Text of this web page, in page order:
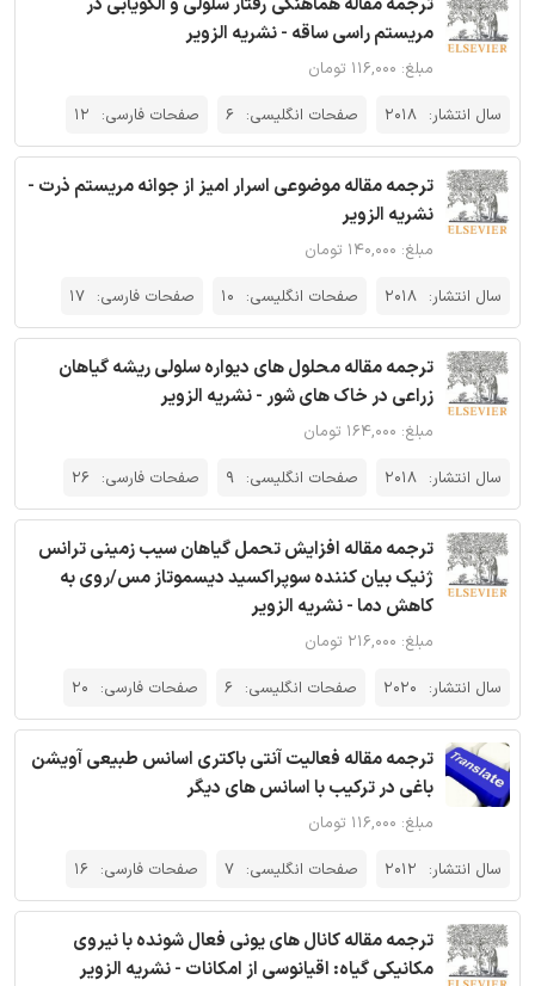
ترجمه مقاله هماهنگی رفتار سلولی و الگویابی در
مریستم راسی ساقه - نشریه الزویر
مبلغ: ۱۱۶,۰۰۰ تومان
سال انتشار: 2018 صفحات انگلیسی: 6 صفحات فارسی: 12
ترجمه مقاله موضوعی اسرار امیز از جوانه مریستم ذرت -
نشریه الزویر
مبلغ: ۱۴۰,۰۰۰ تومان
سال انتشار: 2018 صفحات انگلیسی: 10 صفحات فارسی: 17
ترجمه مقاله محلول های دیواره سلولی ریشه گیاهان
زراعی در خاک های شور - نشریه الزویر
مبلغ: ۱۶۴,۰۰۰ تومان
سال انتشار: 2018 صفحات انگلیسی: 9 صفحات فارسی: 26
ترجمه مقاله افزایش تحمل گیاهان سیب زمینی ترانس
ژنیک بیان کننده سوپراکسید دیسموتاز مس/روی به
کاهش دما - نشریه الزویر
مبلغ: ۲۱۶,۰۰۰ تومان
سال انتشار: 2020 صفحات انگلیسی: 6 صفحات فارسی: 20
ترجمه مقاله فعالیت آنتی باکتری اسانس طبیعی آویشن
باغی در ترکیب با اسانس های دیگر
مبلغ: ۱۱۶,۰۰۰ تومان
سال انتشار: 2012 صفحات انگلیسی: 7 صفحات فارسی: 16
ترجمه مقاله کانال های یونی فعال شونده با نیروی
مکانیکی گیاه: اقیانوسی از امکانات - نشریه الزویر